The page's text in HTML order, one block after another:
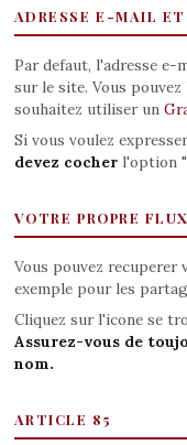
ADRESSE E-MAIL
Par defaut, l'adresse e-
sur le site. Vous
souhaitez utiliser un
Si vous voulez
devez cocherl'option
VOTRE PROPRE
Vous pouvez recuperer
exemple pour les
Cliquez sur l'icone se
Assurez-vous de
nom.
ARTICLE 85